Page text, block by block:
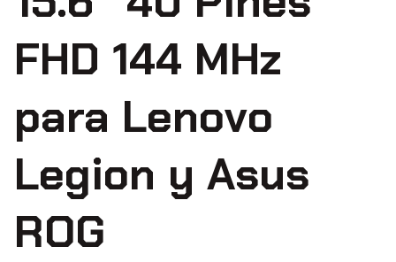
FHD 144 MHz
para Lenovo
Legion y Asus
ROG